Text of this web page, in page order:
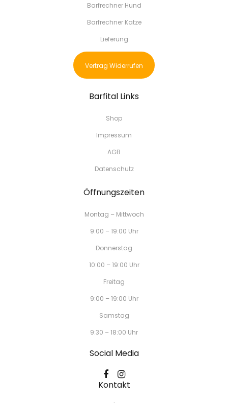
Barfrechner Hund
Barfrechner Katze
Lieferung
Vertrag Widerrufen
Barfital Links
Shop
Impressum
AGB
Datenschutz
Öffnungszeiten
Montag – Mittwoch
9:00 – 19:00 Uhr
Donnerstag
10:00 – 19:00 Uhr
Freitag
9:00 – 19:00 Uhr
Samstag
9:30 – 18:00 Uhr
Social Media
Kontakt